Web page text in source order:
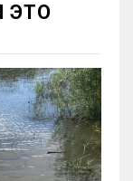
ЭТО